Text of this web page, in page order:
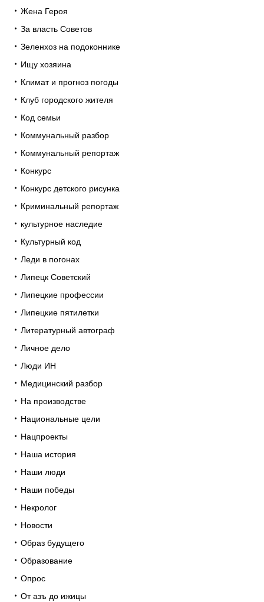
Жена Героя
За власть Советов
Зеленхоз на подоконнике
Ищу хозяина
Климат и прогноз погоды
Клуб городского жителя
Код семьи
Коммунальный разбор
Коммунальный репортаж
Конкурс
Конкурс детского рисунка
Криминальный репортаж
культурное наследие
Культурный код
Леди в погонах
Липецк Советский
Липецкие профессии
Липецкие пятилетки
Литературный автограф
Личное дело
Люди ИН
Медицинский разбор
На производстве
Национальные цели
Нацпроекты
Наша история
Наши люди
Наши победы
Некролог
Новости
Образ будущего
Образование
Опрос
От азъ до ижицы